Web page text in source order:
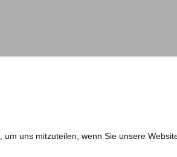
uns mitzuteilen, wenn Sie unsere